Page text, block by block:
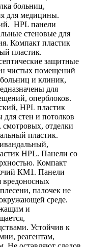
больниц,
для медицины.
HPL панели
стеновые для
Компакт пластик
пластик.
защитные
чистых помещений
и клиник,
для
оперблоков.
HPL пластик
стен и потолков
отделки
пластик.
HPL. Панели со
Компакт
КМ1. Панели
вредоносных
палочек не
среде.
и
Устойчив к
реагентам,